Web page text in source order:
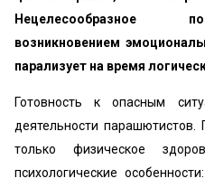
Нецелесообразное
возникновением
парализует на время
Готовность к опасным
деятельности
только физическое
психологические